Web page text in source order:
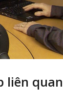
liên quan